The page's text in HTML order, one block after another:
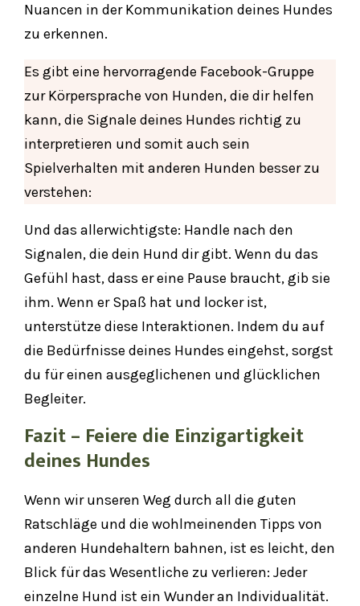
Nuancen in der Kommunikation deines Hundes
zu erkennen.
Es gibt eine hervorragende Facebook-Gruppe
zur Körpersprache von Hunden, die dir helfen
kann, die Signale deines Hundes richtig zu
interpretieren und somit auch sein
Spielverhalten mit anderen Hunden besser zu
verstehen:
Und das allerwichtigste: Handle nach den
Signalen, die dein Hund dir gibt. Wenn du das
Gefühl hast, dass er eine Pause braucht, gib sie
ihm. Wenn er Spaß hat und locker ist,
unterstütze diese Interaktionen. Indem du auf
die Bedürfnisse deines Hundes eingehst, sorgst
du für einen ausgeglichenen und glücklichen
Begleiter.
Fazit – Feiere die Einzigartigkeit
deines Hundes
Wenn wir unseren Weg durch all die guten
Ratschläge und die wohlmeinenden Tipps von
anderen Hundehaltern bahnen, ist es leicht, den
Blick für das Wesentliche zu verlieren: Jeder
einzelne Hund ist ein Wunder an Individualität.